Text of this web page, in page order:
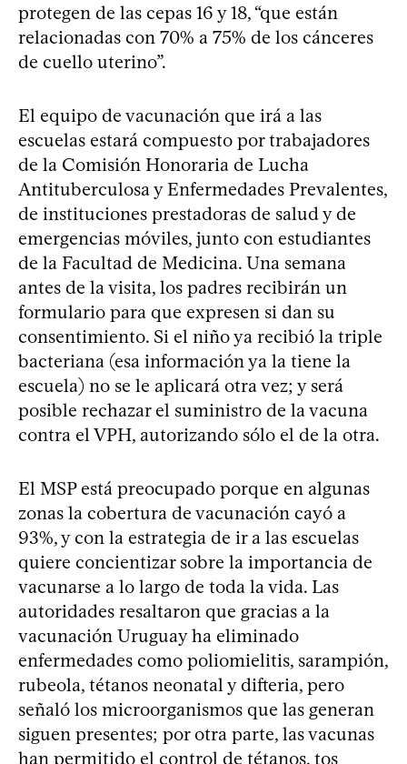
protegen de las cepas 16 y 18, “que están
relacionadas con 70% a 75% de los cánceres
de cuello uterino”.
El equipo de vacunación que irá a las
escuelas estará compuesto por trabajadores
de la Comisión Honoraria de Lucha
Antituberculosa y Enfermedades Prevalentes,
de instituciones prestadoras de salud y de
emergencias móviles, junto con estudiantes
de la Facultad de Medicina. Una semana
antes de la visita, los padres recibirán un
formulario para que expresen si dan su
consentimiento. Si el niño ya recibió la triple
bacteriana (esa información ya la tiene la
escuela) no se le aplicará otra vez; y será
posible rechazar el suministro de la vacuna
contra el VPH, autorizando sólo el de la otra.
El MSP está preocupado porque en algunas
zonas la cobertura de vacunación cayó a
93%, y con la estrategia de ir a las escuelas
quiere concientizar sobre la importancia de
vacunarse a lo largo de toda la vida. Las
autoridades resaltaron que gracias a la
vacunación Uruguay ha eliminado
enfermedades como poliomielitis, sarampión,
rubeola, tétanos neonatal y difteria, pero
señaló los microorganismos que las generan
siguen presentes; por otra parte, las vacunas
han permitido el control de tétanos, tos